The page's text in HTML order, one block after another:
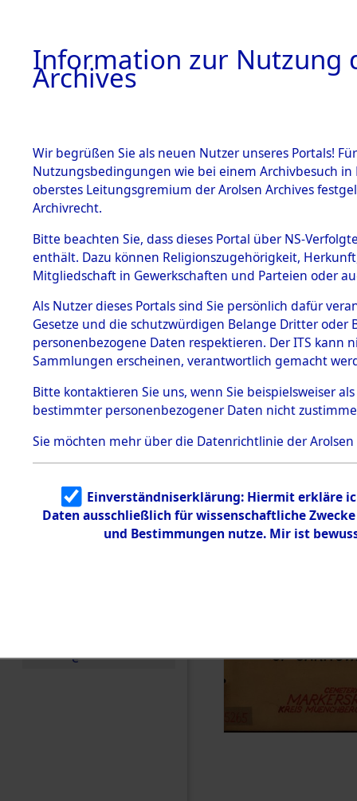
BESTÄNDE
1.
mente
5. Verschiedenes
5.3
Todesmärsche
5.3.1 Alliierte
Erhebungen
zu
Todesmärsch
en
5.3.2
Identifizierun
g
5.3.3
Todesmärsch
e
Dead -
Branch -
0001
Information zur Nutzung
Archives
Wir begrüßen Sie als neuen Nutzer unseres Portals!
Nutzungsbedingungen wie bei einem Archivbesuch
oberstes Leitungsgremium der Arolsen Archives
Archivrecht.
Bitte beachten Sie, dass dieses Portal über NS-
enthält. Dazu können Religionszugehörigkeit,
Mitgliedschaft in Gewerkschaften und Parteien oder
Als Nutzer dieses Portals sind Sie persönlich dafür
Gesetze und die schutzwürdigen Belange Dritter
personenbezogene Daten respektieren. Der ITS
Sammlungen erscheinen, verantwortlich gemacht
Bitte kontaktieren Sie uns, wenn Sie beispielsweiser
bestimmter personenbezogener Daten nicht
Sie möchten mehr über die Datenrichtlinie der Arolsen
Einverständniserklärung: Hiermit erkläre
Daten ausschließlich für wissenschaftliche
und Bestimmungen nutze. Mir ist